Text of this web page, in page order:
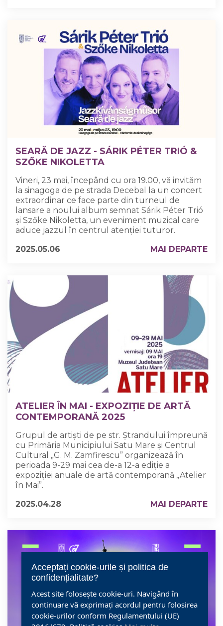
SEARĂ DE JAZZ - SÁRIK PÉTER TRIÓ &
SZŐKE NIKOLETTA
Vineri, 23 mai, începând cu ora 19.00, vă invităm
la sinagoga de pe strada Decebal la un concert
extraordinar ce face parte din turneul de
lansare a noului album semnat Sárik Péter Trió
și Szőke Nikoletta, un eveniment muzical care
aduce jazzul în centrul atenției tuturor.
2025.05.06
MAI DEPARTE
ATELIER ÎN MAI - EXPOZIȚIE DE ARTĂ
CONTEMPORANĂ 2025
Grupul de artiști de pe str. Ștrandului împreună
cu Primăria Municipiului Satu Mare și Centrul
Cultural „G. M. Zamfirescu” organizează în
perioada 9-29 mai cea de-a 12-a ediție a
expoziției anuale de artă contemporană „Atelier
în Mai”.
2025.04.28
MAI DEPARTE
Acceptați cookie-urile și politica de
confidențialitate?
Acest site folosește cookie-uri. Navigând în
continuare vă exprimați acordul pentru folosirea
cookie-urilor conform Regulamentului (UE)